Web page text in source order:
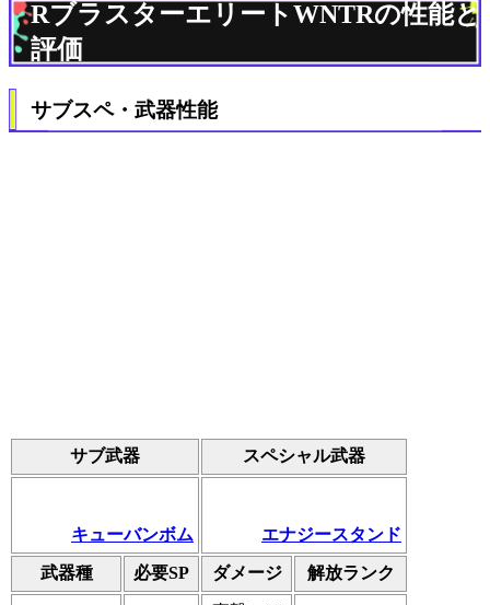
RブラスターエリートWNTRの性能と
評価
サブスペ・武器性能
サブ武器 スペシャル武器
キューバンボム エナジースタンド
武器種 必要SP ダメージ 解放ランク